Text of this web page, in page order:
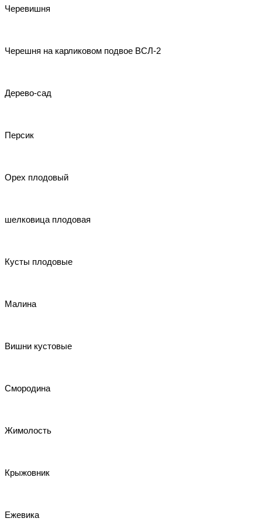
Черевишня
Черешня на карликовом подвое ВСЛ-2
Дерево-сад
Персик
Орех плодовый
шелковица плодовая
Кусты плодовые
Малина
Вишни кустовые
Смородина
Жимолость
Крыжовник
Ежевика